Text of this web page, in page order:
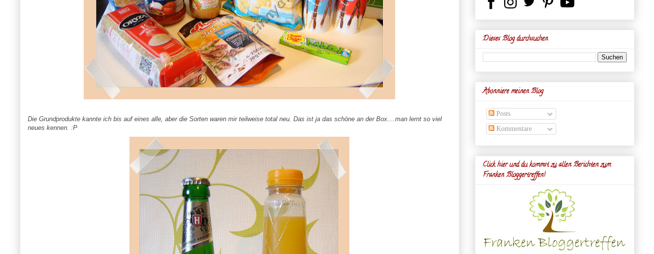
Die Grundprodukte kannte ich bis auf eines alle, aber die Sorten waren mir teilweise total neu. Das ist ja das schöne an der Box....man lernt so viel
neues kennen. :P
Dieses Blog durchsuchen
Abonniere meinen Blog
Posts
Kommentare
Click hier und du kommst zu allen Berichten zum
Franken Bloggertreffen!